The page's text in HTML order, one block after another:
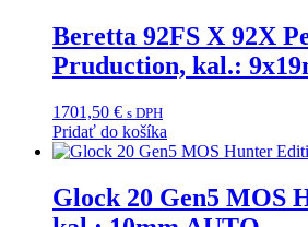
Beretta 92FS X 92X
Pruduction, kal.:
1701,50 € s DPH
Pridať do košíka
Glock 20 Gen5 MOS